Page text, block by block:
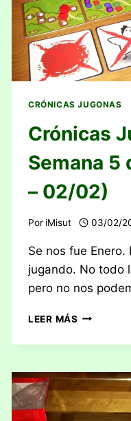
CRÓNICAS JUGONAS
Crónicas
Semana 5
– 02/02)
Por iMisut 03/02/
Se nos fue Enero.
jugando. No todo
pero no nos
LEER MÁS CRÓNICAS
SEMANA
DEL
2014
(27/01